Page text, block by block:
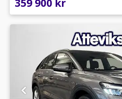
359 900 kr